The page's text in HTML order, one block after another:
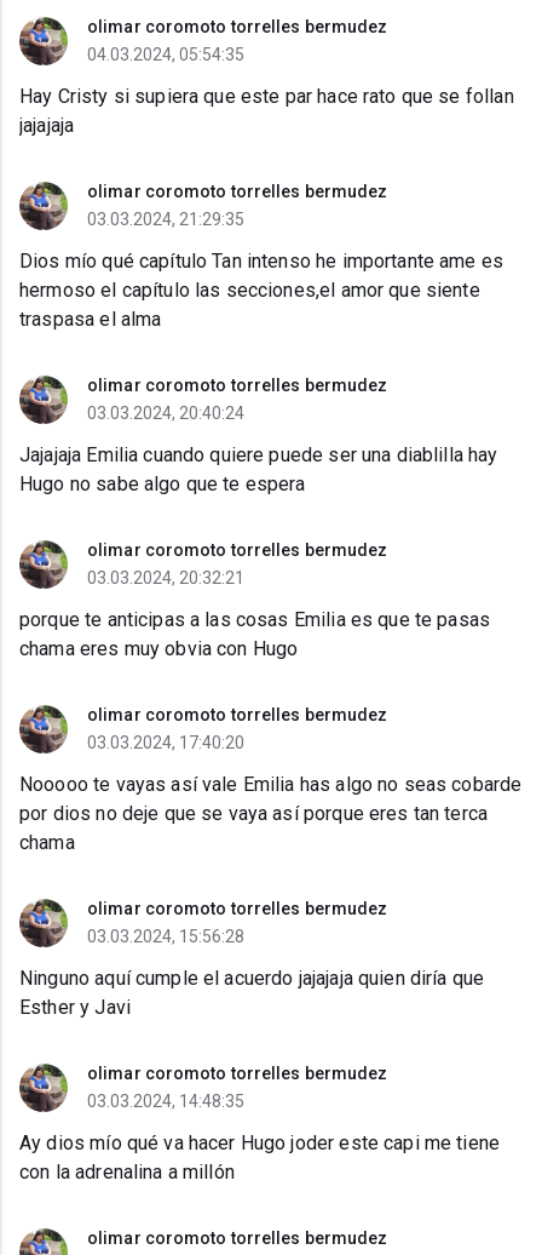
olimar coromoto torrelles bermudez
04.03.2024, 05:54:35
Hay Cristy si supiera que este par hace rato que se follan
jajajaja
olimar coromoto torrelles bermudez
03.03.2024, 21:29:35
Dios mío qué capítulo Tan intenso he importante ame es
hermoso el capítulo las secciones,el amor que siente
traspasa el alma
olimar coromoto torrelles bermudez
03.03.2024, 20:40:24
Jajajaja Emilia cuando quiere puede ser una diablilla hay
Hugo no sabe algo que te espera
olimar coromoto torrelles bermudez
03.03.2024, 20:32:21
porque te anticipas a las cosas Emilia es que te pasas
chama eres muy obvia con Hugo
olimar coromoto torrelles bermudez
03.03.2024, 17:40:20
Nooooo te vayas así vale Emilia has algo no seas cobarde
por dios no deje que se vaya así porque eres tan terca
chama
olimar coromoto torrelles bermudez
03.03.2024, 15:56:28
Ninguno aquí cumple el acuerdo jajajaja quien diría que
Esther y Javi
olimar coromoto torrelles bermudez
03.03.2024, 14:48:35
Ay dios mío qué va hacer Hugo joder este capi me tiene
con la adrenalina a millón
olimar coromoto torrelles bermudez